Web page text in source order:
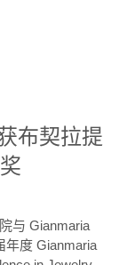
布契拉提
与 Gianmaria
年度 Gianmaria